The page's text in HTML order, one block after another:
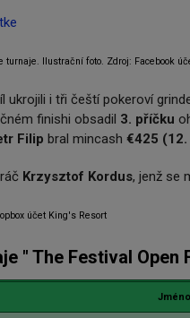
Ilustrační foto. Zdroj: Facebook
ukrojili i tři čeští pokeroví
finishi obsadil 3. příčku
Filip bral mincash €425
Krzysztof Kordus, jenž se
účet King's Resort
" The Festival Open
Jméno